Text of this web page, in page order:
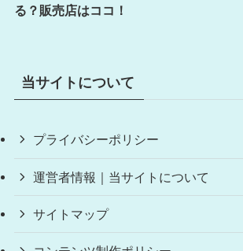
る？販売店はココ！
当サイトについて
プライバシーポリシー
運営者情報｜当サイトについて
サイトマップ